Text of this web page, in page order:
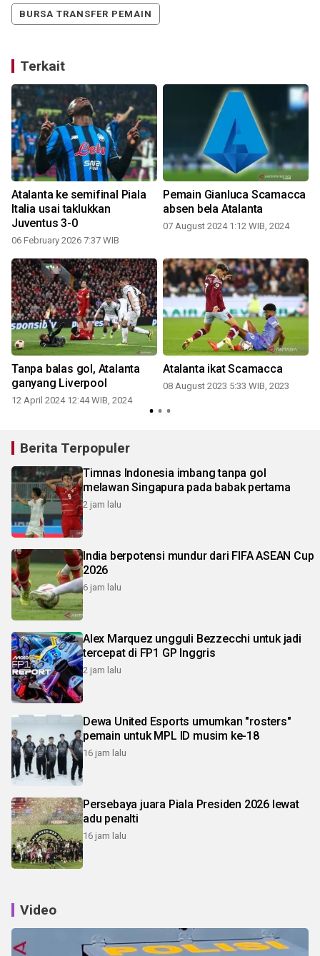
BURSA TRANSFER PEMAIN
Terkait
Atalanta ke semifinal Piala
Italia usai taklukkan
Juventus 3-0
06 February 2026 7:37 WIB
Pemain Gianluca Scamacca
absen bela Atalanta
07 August 2024 1:12 WIB, 2024
Tanpa balas gol, Atalanta
ganyang Liverpool
12 April 2024 12:44 WIB, 2024
Atalanta ikat Scamacca
08 August 2023 5:33 WIB, 2023
Berita Terpopuler
Timnas Indonesia imbang tanpa gol
melawan Singapura pada babak pertama
2 jam lalu
India berpotensi mundur dari FIFA ASEAN Cup
2026
6 jam lalu
Alex Marquez ungguli Bezzecchi untuk jadi
tercepat di FP1 GP Inggris
2 jam lalu
Dewa United Esports umumkan "rosters"
pemain untuk MPL ID musim ke-18
16 jam lalu
Persebaya juara Piala Presiden 2026 lewat
adu penalti
16 jam lalu
Video